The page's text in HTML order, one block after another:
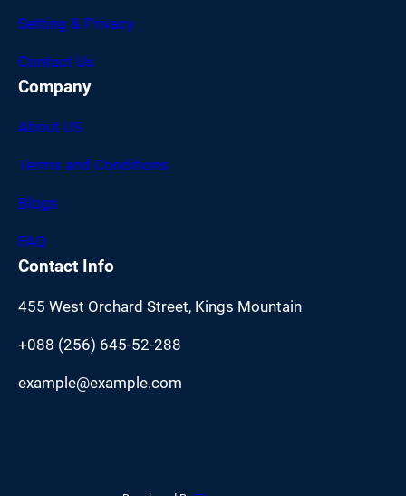
Setting & Privacy
Contact Us
Company
About US
Terms and Conditions
Blogs
FAQ
Contact Info
455 West Orchard Street, Kings Mountain
+088 (256) 645-52-288
example@example.com